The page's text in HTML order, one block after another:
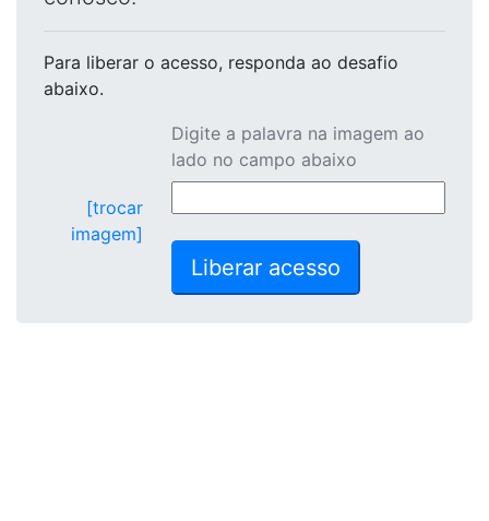
Para liberar o acesso, responda ao desafio
abaixo.
[trocar
imagem]
Digite a palavra na imagem ao
lado no campo abaixo